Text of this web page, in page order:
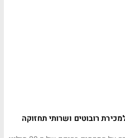
רובוטים ושרותי תחזוקה